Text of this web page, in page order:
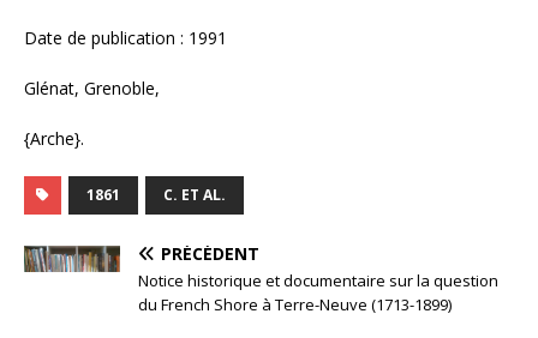
Date de publication : 1991
Glénat, Grenoble,
{Arche}.
1861 C. ET AL.
PRÉCÉDENT
Notice historique et documentaire sur la question
du French Shore à Terre-Neuve (1713-1899)